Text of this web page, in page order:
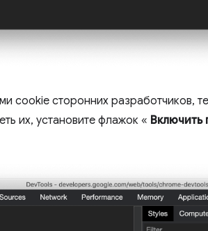
cookie сторонних разработчиков,
их, установите флажок « Включить